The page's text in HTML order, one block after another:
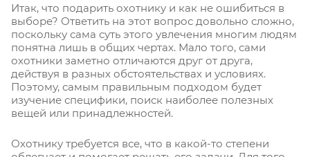
Итак, что подарить охотнику и как не ошибиться в
выборе? Ответить на этот вопрос довольно сложно,
поскольку сама суть этого увлечения многим людям
понятна лишь в общих чертах. Мало того, сами
охотники заметно отличаются друг от друга,
действуя в разных обстоятельствах и условиях.
Поэтому, самым правильным подходом будет
изучение специфики, поиск наиболее полезных
вещей или принадлежностей.
Охотнику требуется все, что в какой-то степени